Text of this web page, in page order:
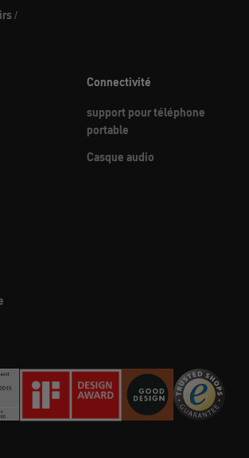
/
Connectivité
support pour téléphone
portable
Casque audio